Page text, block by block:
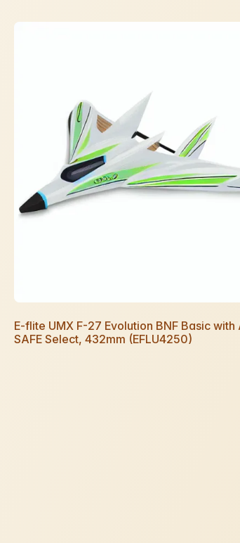
E-flite UMX F-27 Evolution BNF Basic with
SAFE Select, 432mm (EFLU4250)